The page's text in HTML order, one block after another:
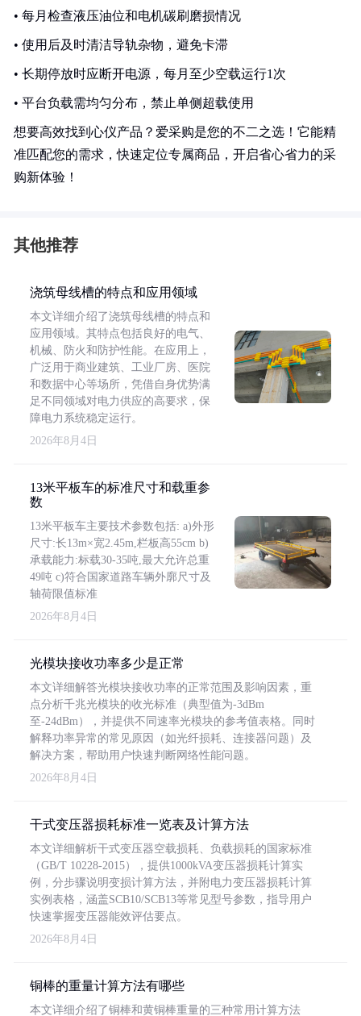
• 每月检查液压油位和电机碳刷磨损情况
• 使用后及时清洁导轨杂物，避免卡滞
• 长期停放时应断开电源，每月至少空载运行1次
• 平台负载需均匀分布，禁止单侧超载使用
想要高效找到心仪产品？爱采购是您的不二之选！它能精
准匹配您的需求，快速定位专属商品，开启省心省力的采
购新体验！
其他推荐
浇筑母线槽的特点和应用领域
本文详细介绍了浇筑母线槽的特点和
应用领域。其特点包括良好的电气、
机械、防火和防护性能。在应用上，
广泛用于商业建筑、工业厂房、医院
和数据中心等场所，凭借自身优势满
足不同领域对电力供应的高要求，保
障电力系统稳定运行。
2026年8月4日
13米平板车的标准尺寸和载重参
数
13米平板车主要技术参数包括: a)外形
尺寸:长13m×宽2.45m,栏板高55cm b)
承载能力:标载30-35吨,最大允许总重
49吨 c)符合国家道路车辆外廓尺寸及
轴荷限值标准
2026年8月4日
光模块接收功率多少是正常
本文详细解答光模块接收功率的正常范围及影响因素，重
点分析千兆光模块的收光标准（典型值为-3dBm
至-24dBm），并提供不同速率光模块的参考值表格。同时
解释功率异常的常见原因（如光纤损耗、连接器问题）及
解决方案，帮助用户快速判断网络性能问题。
2026年8月4日
干式变压器损耗标准一览表及计算方法
本文详细解析干式变压器空载损耗、负载损耗的国家标准
（GB/T 10228-2015），提供1000kVA变压器损耗计算实
例，分步骤说明变损计算方法，并附电力变压器损耗计算
实例表格，涵盖SCB10/SCB13等常见型号参数，指导用户
快速掌握变压器能效评估要点。
2026年8月4日
铜棒的重量计算方法有哪些
本文详细介绍了铜棒和黄铜棒重量的三种常用计算方法